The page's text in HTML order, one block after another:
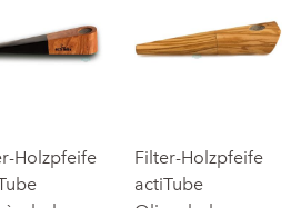
Holzpfeife
Filter-Holzpfeife
actiTube